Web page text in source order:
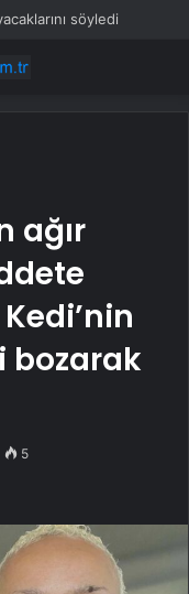
söyledi
ağır
bozarak
5